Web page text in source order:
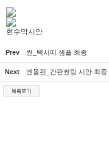
현수막시안
Prev 썬_택시띠 샘플 최종
Next 엔돌핀_간판썬팅 시안 최종